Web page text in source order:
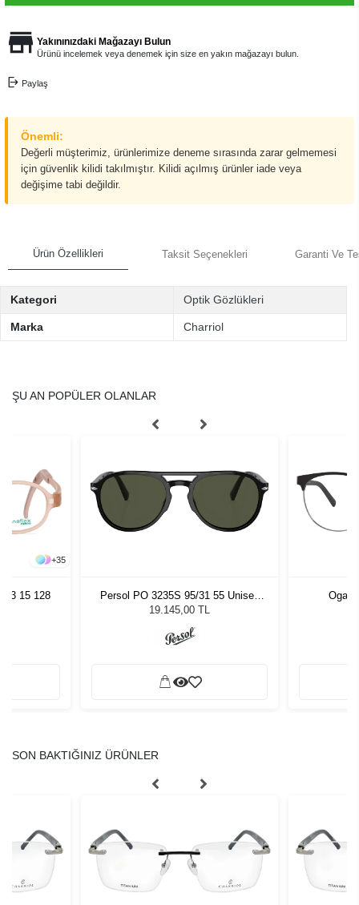
Yakınınızdaki Mağazayı Bulun
Ürünü incelemek veya denemek için size en yakın mağazayı bulun.
Paylaş
Önemli:
Değerli müşterimiz, ürünlerimize deneme sırasında zarar gelmemesi
için güvenlik kilidi takılmıştır. Kilidi açılmış ürünler iade veya
değişime tabi değildir.
Ürün Özellikleri Taksit Seçenekleri Garanti Ve
Kategori Optik Gözlükleri
Marka Charriol
ŞU AN POPÜLER OLANLAR
+35
43 15 128
Persol PO 3235S 95/31 55 Unisex
Güneş Gözlüğü
19.145,00 TL
Oga
SON BAKTIĞINIZ ÜRÜNLER